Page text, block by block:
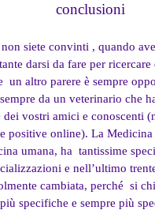
conclusioni
siete convinti , quando
darsi da fare per ricercare
un altro parere è sempre
da un veterinario che
dei vostri amici e conoscenti
positive online). La Medicina
umana, ha tantissime
e nell’ultimo
cambiata, perché si
specifiche e sempre più